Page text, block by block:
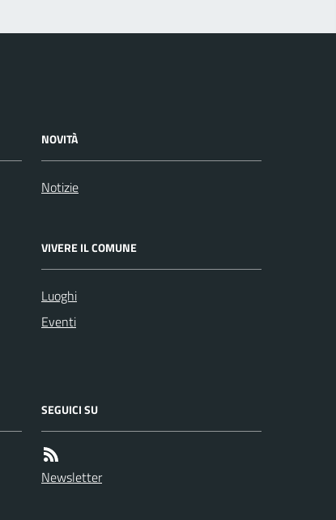
NOVITÀ
Notizie
VIVERE IL COMUNE
Luoghi
Eventi
SEGUICI SU
Newsletter